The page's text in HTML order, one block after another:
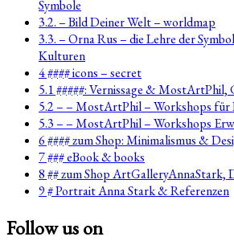
Symbole
3.2. – Bild Deiner Welt – worldmap
3.3. – Orna Rus – die Lehre der
Kulturen
4 #### icons – secret
5.1 #####: Vernissage & MostArtPhil,
5.2 – – MostArtPhil – Workshops für
5.3 – – MostArtPhil – Workshops
6 #### zum Shop: Minimalismus &
7 ### eBook & books
8 ## zum Shop
9 # Portrait Anna Stark & Referenzen
Follow us on